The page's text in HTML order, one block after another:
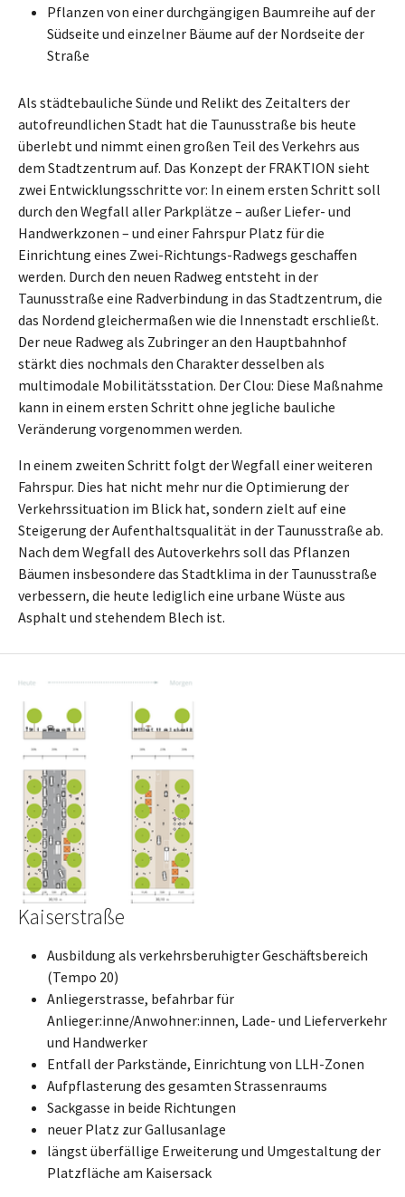
Pflanzen von einer durchgängigen Baumreihe auf der
Südseite und einzelner Bäume auf der Nordseite der
Straße
Als städtebauliche Sünde und Relikt des Zeitalters der
autofreundlichen Stadt hat die Taunusstraße bis heute
überlebt und nimmt einen großen Teil des Verkehrs aus
dem Stadtzentrum auf. Das Konzept der FRAKTION sieht
zwei Entwicklungsschritte vor: In einem ersten Schritt soll
durch den Wegfall aller Parkplätze – außer Liefer- und
Handwerkzonen – und einer Fahrspur Platz für die
Einrichtung eines Zwei-Richtungs-Radwegs geschaffen
werden. Durch den neuen Radweg entsteht in der
Taunusstraße eine Radverbindung in das Stadtzentrum, die
das Nordend gleichermaßen wie die Innenstadt erschließt.
Der neue Radweg als Zubringer an den Hauptbahnhof
stärkt dies nochmals den Charakter desselben als
multimodale Mobilitätsstation. Der Clou: Diese Maßnahme
kann in einem ersten Schritt ohne jegliche bauliche
Veränderung vorgenommen werden.
In einem zweiten Schritt folgt der Wegfall einer weiteren
Fahrspur. Dies hat nicht mehr nur die Optimierung der
Verkehrssituation im Blick hat, sondern zielt auf eine
Steigerung der Aufenthaltsqualität in der Taunusstraße ab.
Nach dem Wegfall des Autoverkehrs soll das Pflanzen
Bäumen insbesondere das Stadtklima in der Taunusstraße
verbessern, die heute lediglich eine urbane Wüste aus
Asphalt und stehendem Blech ist.
Kaiserstraße
Ausbildung als verkehrsberuhigter Geschäftsbereich
(Tempo 20)
Anliegerstrasse, befahrbar für
Anlieger:inne/Anwohner:innen, Lade- und Lieferverkehr
und Handwerker
Entfall der Parkstände, Einrichtung von LLH-Zonen
Aufpflasterung des gesamten Strassenraums
Sackgasse in beide Richtungen
neuer Platz zur Gallusanlage
längst überfällige Erweiterung und Umgestaltung der
Platzfläche am Kaisersack